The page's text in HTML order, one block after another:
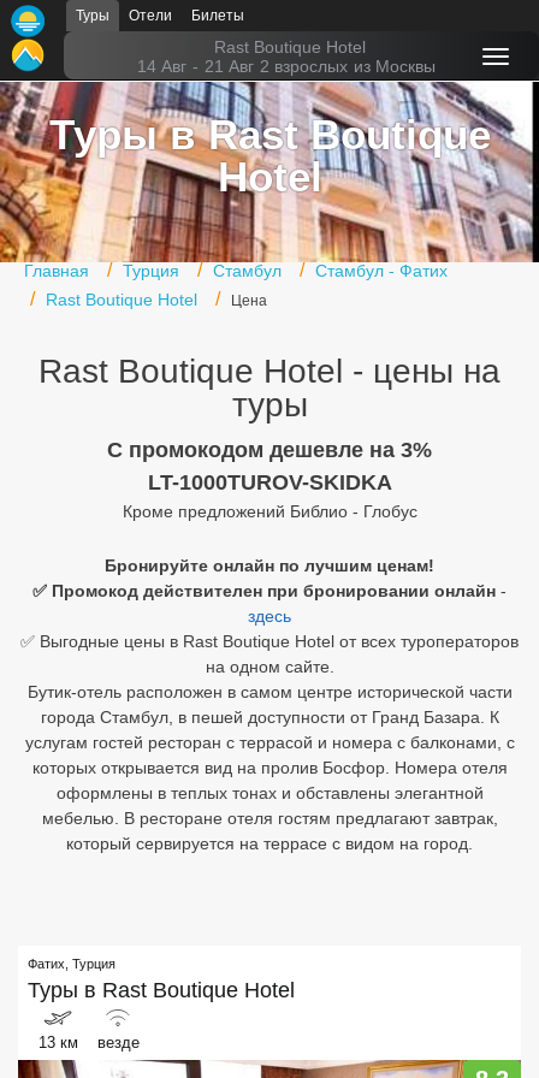
Туры Отели Билеты
Rast Boutique Hotel
14 Авг - 21 Авг 2 взрослых из Москвы
Туры в Rast Boutique
Hotel
Главная Турция Стамбул
Стамбул - Фатих
Rast Boutique Hotel
Цена
Rast Boutique Hotel - цены на
туры
C промокодом дешевле на 3%
LT-1000TUROV-SKIDKA
Кроме предложений Библио - Глобус
Бронируйте онлайн по лучшим ценам!
✅ Промокод действителен при бронировании онлайн -
здесь
✅ Выгодные цены в Rast Boutique Hotel от всех туроператоров
на одном сайте.
Бутик-отель расположен в самом центре исторической части
города Стамбул, в пешей доступности от Гранд Базара. К
услугам гостей ресторан с террасой и номера с балконами, с
которых открывается вид на пролив Босфор. Номера отеля
оформлены в теплых тонах и обставлены элегантной
мебелью. В ресторане отеля гостям предлагают завтрак,
который сервируется на террасе с видом на город.
Фатих Турция
Туры в Rast Boutique Hotel
13 км везде
Главная
Горящие туры
Туры в Турцию
Туры в Египет
Туры в ОАЭ
Офис г. Москва
Египет
Куба
Бали
Вьетнам
Хайнань
Занзибар
Абхазия
Большой Сочи